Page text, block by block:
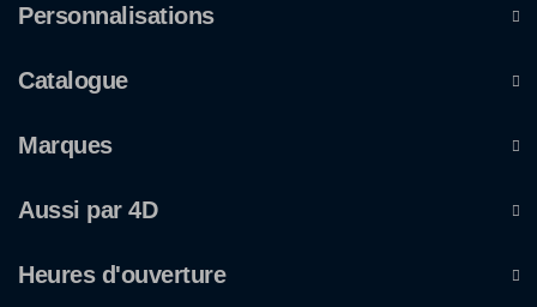
Personnalisations
Catalogue
Marques
Aussi par 4D
Heures d'ouverture